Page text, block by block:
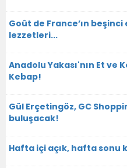
Goût de France’ın
lezzetleri...
Anadolu Yakası'nın Et ve
Kebap!
Gül Erçetingöz, GC
buluşacak!
Hafta içi açık, hafta sonu